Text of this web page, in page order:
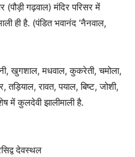
(पौड़ी गढ़वाल) मंदिर परिसर में
ही है. (पंडित भवानंद ‘नैनवाल,
खुगशाल, मधवाल, कुकरेती, चमोला,
तड़ियाल, रावत, पयाल, बिष्ट, जोशी,
में कुलदेवी झालीमाली है.
देवस्थल